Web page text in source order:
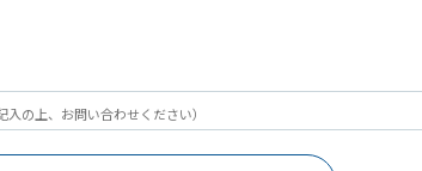
入の上、お問い合わせください）